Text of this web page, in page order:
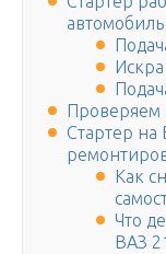
Искра
Проверяем
Стартер на
Как
Что
ВАЗ